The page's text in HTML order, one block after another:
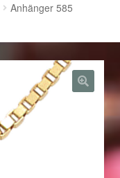
Anhänger 585